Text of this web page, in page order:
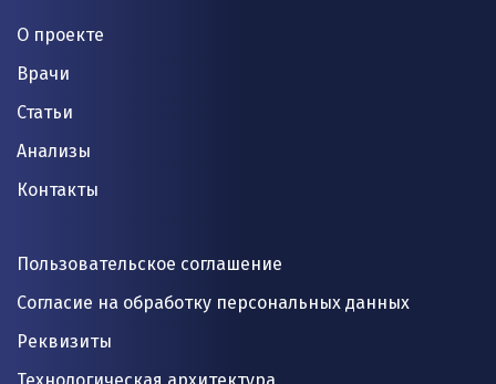
О проекте
Врачи
Статьи
Анализы
Контакты
Пользовательское соглашение
Согласие на обработку персональных данных
Реквизиты